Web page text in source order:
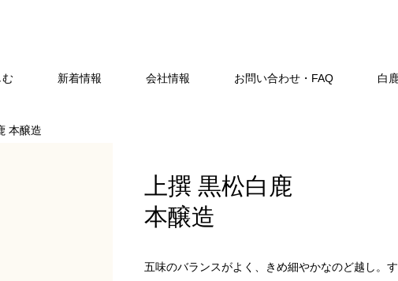
む 新着情報 会社情報 お問い合わせ・FAQ 白
本醸造
上撰 黒松白鹿
本醸造
五味のバランスがよく、きめ細やかなのど越し。